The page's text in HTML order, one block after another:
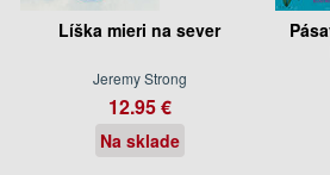
Líška mieri na sever
Jeremy Strong
12.95 €
Na sklade